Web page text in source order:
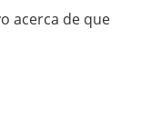
acerca de que